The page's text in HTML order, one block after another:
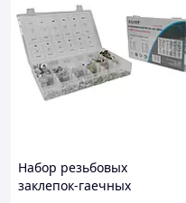
Набор резьбовых
заклепок-гаечных